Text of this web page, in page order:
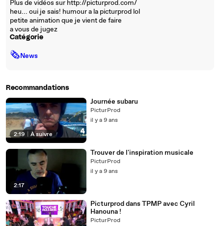
Plus de vidéos sur http://picturprod.com/
heu... oui je sais! humour a la picturprod lol
petite animation que je vient de faire
a vous de jugez
Catégorie
🗞News
Recommandations
2:19 À suivre
Journée subaru
PicturProd
il y a 9 ans
2:17
Trouver de l'inspiration musicale
PicturProd
il y a 9 ans
Picturprod dans TPMP avec Cyril
Hanouna !
PicturProd